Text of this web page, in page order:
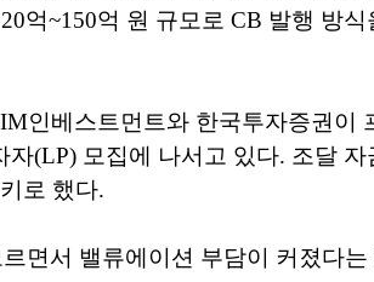
억~150억 원 규모로 CB 발행 방식
인베스트먼트와 한국투자증권이
(LP) 모집에 나서고 있다. 조달 자
로 했다.
면서 밸류에이션 부담이 커졌다는